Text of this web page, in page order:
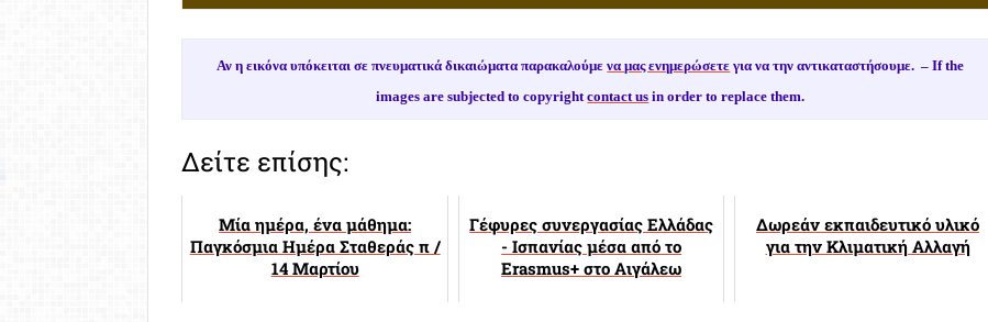
Αν η εικόνα υπόκειται σε πνευματικά δικαιώματα παρακαλούμενα μας ενημερώσετε για να την αντικαταστήσουμε. –If the
images are subjected to copyrightcontact us in order to replace them.
Δείτε επίσης:
Μία ημέρα, ένα μάθημα:
Παγκόσμια Ημέρα Σταθεράς π /
14 Μαρτίου
Γέφυρες συνεργασίας Ελλάδας
- Ισπανίας μέσα από το
Erasmus+ στο Αιγάλεω
Δωρεάν εκπαιδευτικό υλικό
για την Κλιματική Αλλαγή